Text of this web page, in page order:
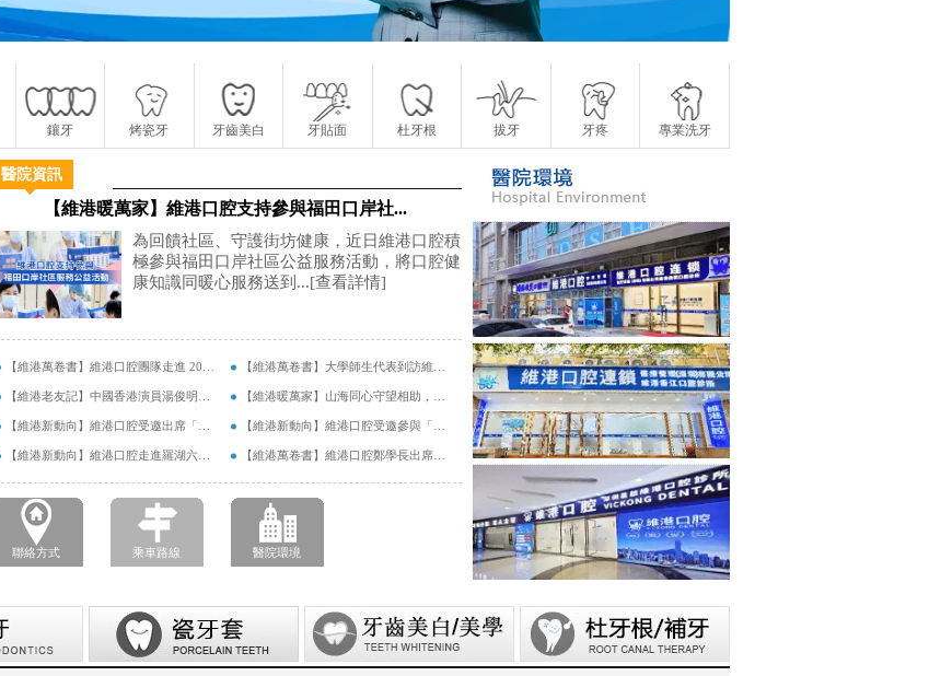
鑲牙 烤瓷牙 牙齒美白 牙貼面 杜牙根 拔牙 牙疼 專業洗牙
醫院資訊
【維港暖萬家】維港口腔支持參與福田口岸社...
為回饋社區、守護街坊健康，近日維港口腔積
極參與福田口岸社區公益服務活動，將口腔健
康知識同暖心服務送到...[查看詳情]
【維港新動向】維港口腔走進羅湖六一遊園會｜義診送關懷，守護小朋友牙齒健康
聯絡方式 乘車路線 醫院環境